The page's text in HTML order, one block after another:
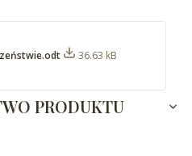
36.63 kB
PRODUKTU